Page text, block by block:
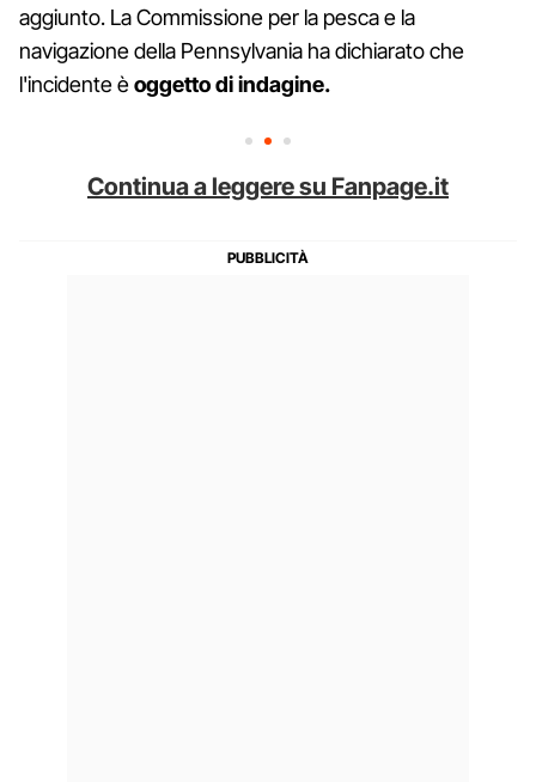
aggiunto. La Commissione per la pesca e la
navigazione della Pennsylvania ha dichiarato che
l'incidente èoggetto di indagine.
Continua a leggere su Fanpage.it